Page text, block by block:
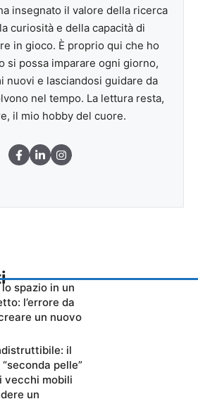
insegnato il valore della ricerca
curiosità e della capacità di
in gioco. È proprio qui che ho
si possa imparare ogni giorno,
nuovi e lasciandosi guidare da
nel tempo. La lettura resta,
il mio hobby del cuore.
spazio in un
l’errore da
un nuovo
il
pelle”
vecchi mobili
un